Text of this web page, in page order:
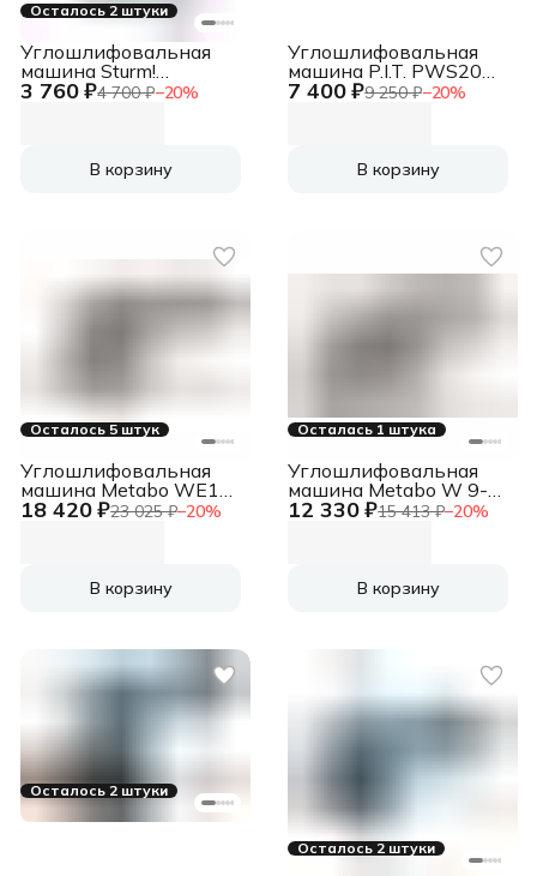
Осталось 2 штуки
3 760 ₽4 700 ₽−20%
Углошлифовальная
машина Sturm!
AG95125 900Вт
В корзину
7 400 ₽9 250 ₽−20%
Углошлифовальная
машина P.I.T. PWS20H-
125C/1 8500об/мин
В корзину
Осталось 5 штук
18 420 ₽23 025 ₽−20%
Углошлифовальная
машина Metabo WE17-
125 1750Вт 11000об/
В корзину
Осталась 1 штука
12 330 ₽15 413 ₽−20%
Углошлифовальная
машина Metabo W 9-
125 Quick 900Вт
В корзину
Осталось 2 штуки
Осталось 2 штуки